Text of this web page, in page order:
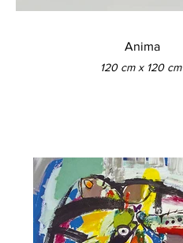
Anima
120 cm x 120 cm